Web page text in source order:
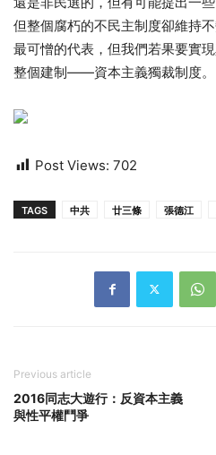
但整個腐朽的不民主制度卻維持
最可憎的代表，但我們若果要實
整個建制——資本主義獨裁制度。
Post Views: 702
TAGS 中共 廿三條 張德江
Previous article
2016同志大遊行：反資本主義
與性平權鬥爭